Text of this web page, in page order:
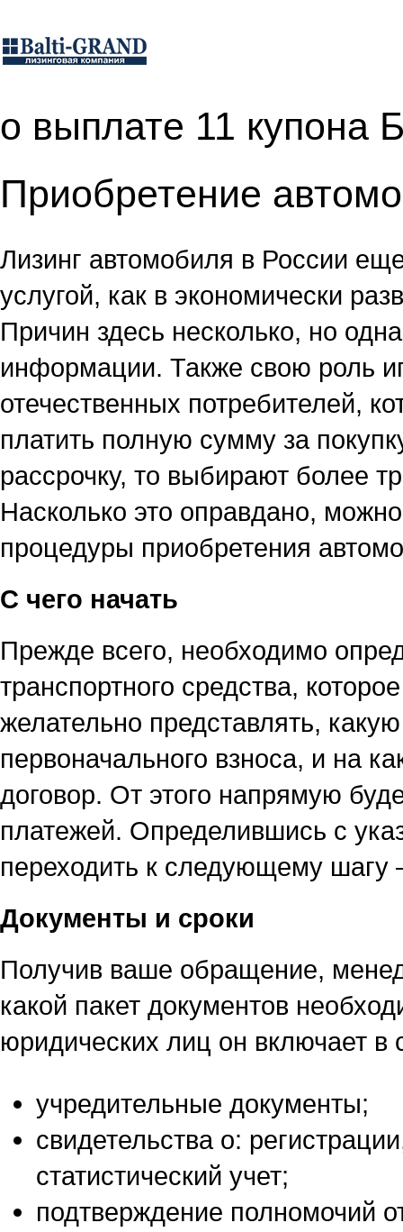
о выплате 11 купона
Приобретение
Лизинг автомобиля в России
услугой, как в экономически
Причин здесь несколько, но
информации. Также свою роль
отечественных потребителей,
платить полную сумму за
рассрочку, то выбирают более
Насколько это оправдано,
процедуры приобретения
С чего начать
Прежде всего, необходимо
транспортного средства,
желательно представлять,
первоначального взноса, и на
договор. От этого напрямую
платежей. Определившись с
переходить к следующему шагу
Документы и сроки
Получив ваше обращение,
какой пакет документов
юридических лиц он включает в
учредительные документы;
свидетельства о:
статистический учет;
подтверждение полномочий